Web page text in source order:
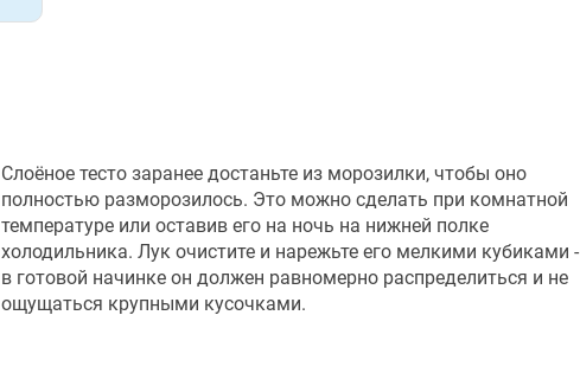
Слоёное тесто заранее достаньте из морозилки, чтобы оно
полностью разморозилось. Это можно сделать при комнатной
температуре или оставив его на ночь на нижней полке
холодильника. Лук очистите и нарежьте его мелкими кубиками -
в готовой начинке он должен равномерно распределиться и не
ощущаться крупными кусочками.